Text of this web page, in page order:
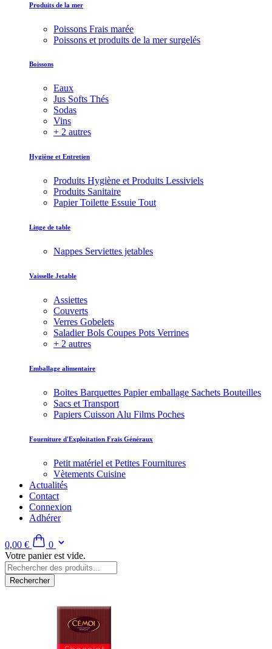
Produits de la mer
Poissons Frais marée
Poissons et produits de la mer surgelés
Boissons
Eaux
Jus Softs Thés
Sodas
Vins
+ 2 autres
Hygiène et Entretien
Produits Hygiène et Produits Lessiviels
Produits Sanitaire
Papier Toilette Essuie Tout
Linge de table
Nappes Serviettes jetables
Vaisselle Jetable
Assiettes
Couverts
Verres Gobelets
Saladier Bols Coupes Pots Verrines
+ 2 autres
Emballage alimentaire
Boites Barquettes Papier emballage Sachets Bouteilles
Sacs et Transport
Papiers Cuisson Alu Films Poches
Fourniture d'Exploitation Frais Généraux
Petit matériel et Petites Fournitures
Vètements Cuisine
Actualités
Contact
Connexion
Adhérer
0,00 €
0
Votre panier est vide.
Rechercher